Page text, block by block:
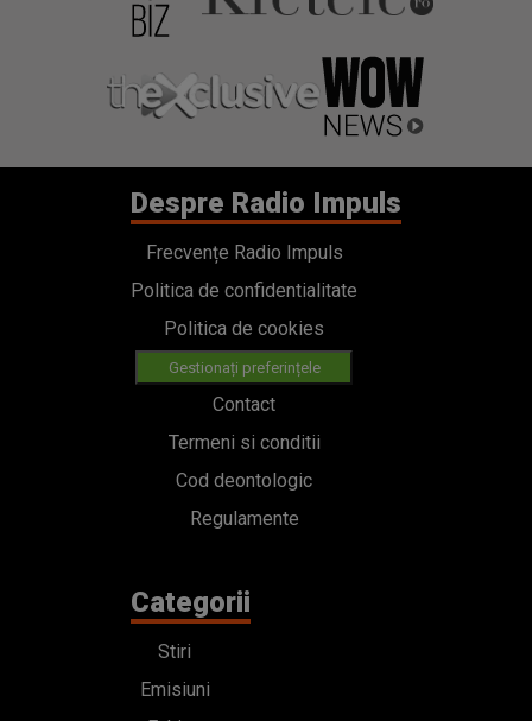
Despre Radio Impuls
Frecvențe Radio Impuls
Politica de confidentialitate
Politica de cookies
Gestionați preferințele
Contact
Termeni si conditii
Cod deontologic
Regulamente
Categorii
Stiri
Emisiuni